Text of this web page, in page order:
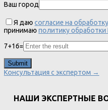
Ваш город
Я даю согласие на
принимаю политику
7+16=
Консультация с экспертом →
НАШИ ЭКСПЕРТНЫЕ